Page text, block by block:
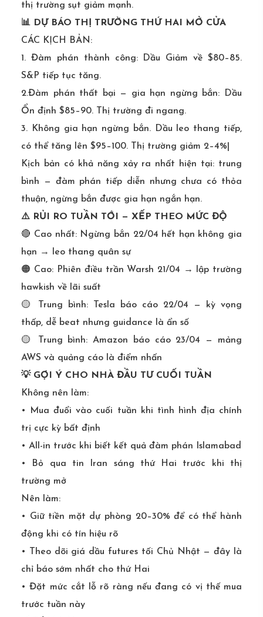
thị trường sụt giảm mạnh.
📊 DỰ BÁO THỊ TRƯỜNG THỨ HAI MỞ CỬA
CÁC KỊCH BẢN:
1. Đàm phán thành công: Dầu Giảm về $80–85.
S&P tiếp tục tăng.
2.Đàm phán thất bại — gia hạn ngừng bắn: Dầu
Ổn định $85–90. Thị trường đi ngang.
3. Không gia hạn ngừng bắn. Dầu leo thang tiếp,
có thể tăng lên $95–100. Thị trường giảm 2–4%|
Kịch bản có khả năng xảy ra nhất hiện tại: trung
bình — đàm phán tiếp diễn nhưng chưa có thỏa
thuận, ngừng bắn được gia hạn ngắn hạn.
⚠️ RỦI RO TUẦN TỚI — XẾP THEO MỨC ĐỘ
🔴 Cao nhất: Ngừng bắn 22/04 hết hạn không gia
hạn → leo thang quân sự
🟠 Cao: Phiên điều trần Warsh 21/04 → lập trường
hawkish về lãi suất
🟡 Trung bình: Tesla báo cáo 22/04 — kỳ vọng
thấp, dễ beat nhưng guidance là ẩn số
🟡 Trung bình: Amazon báo cáo 23/04 — mảng
AWS và quảng cáo là điểm nhấn
💡 GỢI Ý CHO NHÀ ĐẦU TƯ CUỐI TUẦN
Không nên làm:
• Mua đuổi vào cuối tuần khi tình hình địa chính
trị cực kỳ bất định
• All-in trước khi biết kết quả đàm phán Islamabad
• Bỏ qua tin Iran sáng thứ Hai trước khi thị
trường mở
Nên làm:
• Giữ tiền mặt dự phòng 20–30% để có thể hành
động khi có tín hiệu rõ
• Theo dõi giá dầu futures tối Chủ Nhật — đây là
chỉ báo sớm nhất cho thứ Hai
• Đặt mức cắt lỗ rõ ràng nếu đang có vị thế mua
trước tuần này